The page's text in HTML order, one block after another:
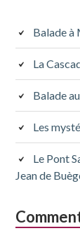
Balade à
La
Balade
Les
Le Pont
Jean de